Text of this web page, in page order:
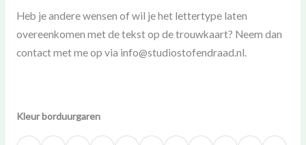
Heb je andere wensen of wil je het lettertype laten
overeenkomen met de tekst op de trouwkaart? Neem dan
contact met me op via info@studiostofendraad.nl.
Kleur borduurgaren